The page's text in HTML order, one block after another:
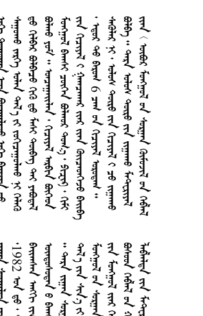
                                          6                             